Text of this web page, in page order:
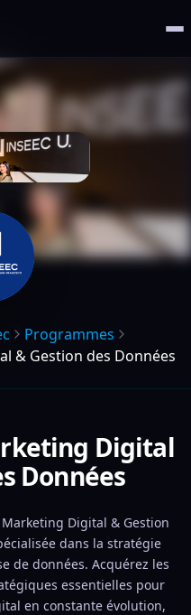
Programmes
& Gestion des Données
Digital
Données
Marketing Digital & Gestion
dans la stratégie
de données. Acquérez les
essentielles pour
en constante évolution,